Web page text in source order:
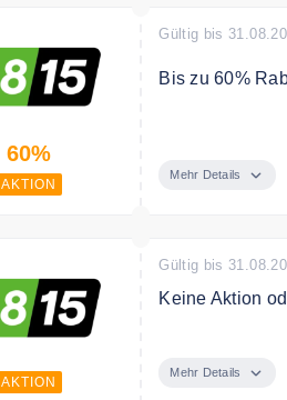
60%
AKTION
Gültig bis
Bis zu 60%
Mehr Details
AKTION
Gültig bis
Keine Aktion
Mehr Details